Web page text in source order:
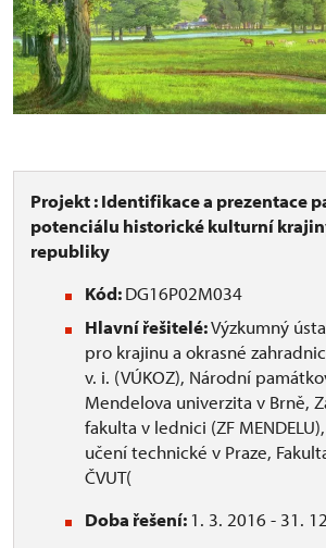
Projekt : Identifikace a prezentace
potenciálu historické kulturní
republiky
Kód:DG16P02M034
Hlavní řešitelé:Výzkumný
pro krajinu a okrasné
v. i. (VÚKOZ), Národní
Mendelova univerzita v Brně,
fakulta v lednici (ZF
učení technické v Praze,
ČVUT(
Doba řešení: 1. 3. 2016 - 31.